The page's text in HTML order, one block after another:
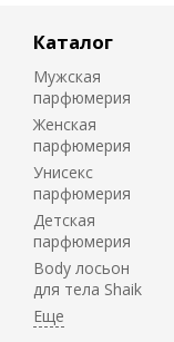
Каталог
Мужская
парфюмерия
Женская
парфюмерия
Унисекс
парфюмерия
Детская
парфюмерия
Body лосьон
для тела Shaik